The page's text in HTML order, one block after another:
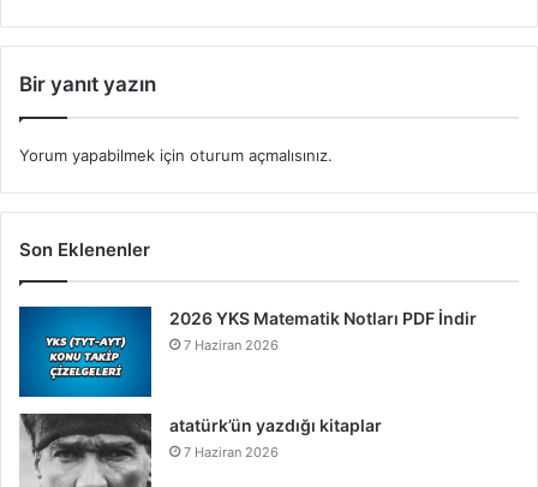
Bir yanıt yazın
Yorum yapabilmek için oturum açmalısınız.
Son Eklenenler
2026 YKS Matematik Notları PDF İndir
7 Haziran 2026
atatürk’ün yazdığı kitaplar
7 Haziran 2026